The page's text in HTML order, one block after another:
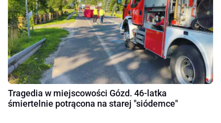
Tragedia w miejscowości Gózd. 46-latka
śmiertelnie potrącona na starej "siódemce"